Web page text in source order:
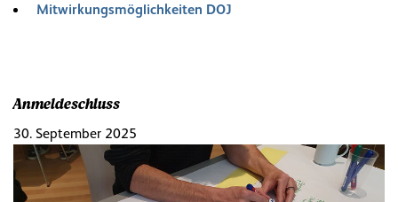
Mitwirkungsmöglichkeiten DOJ
Anmeldeschluss
30. September 2025